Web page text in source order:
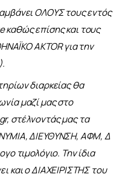
ΟΛΟΥΣ τους εντός
καθώς επίσης και τους
ΑΚΤΟR για την
διαρκείας θα
μαζί μας στο
, στέλνοντάς μας τα
ΔΙΕΥΘΥΝΣΗ, ΑΦΜ, Δ
τιμολόγιο. Την ίδια
και ο ΔΙΑΧΕΙΡΙΣΤΗΣ του